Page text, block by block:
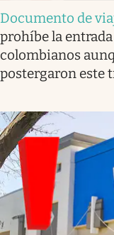
Documento de
prohíbe la
colombianos
postergaron este